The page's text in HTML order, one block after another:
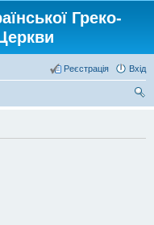
Греко-
Вхід
Реєстрація